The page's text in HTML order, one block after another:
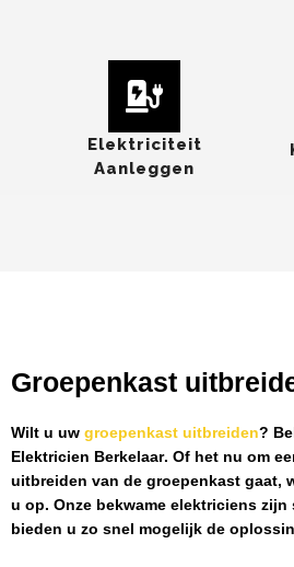
Elektriciteit
Aanleggen
Groepenkast
Wilt u uw groepenkast uitbreiden?
Elektricien Berkelaar. Of het nu om
uitbreiden van de groepenkast gaat,
u op. Onze bekwame elektriciens zijn
bieden u zo snel mogelijk de